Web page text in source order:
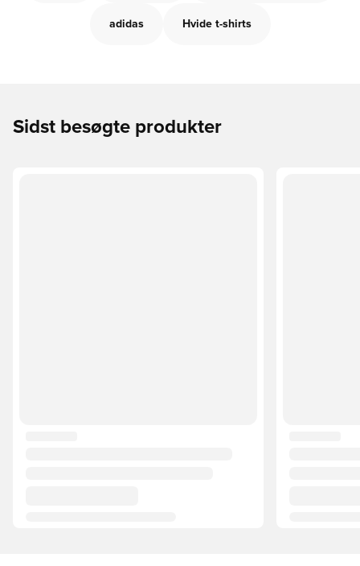
adidas Hvide t-shirts
Sidst besøgte produkter